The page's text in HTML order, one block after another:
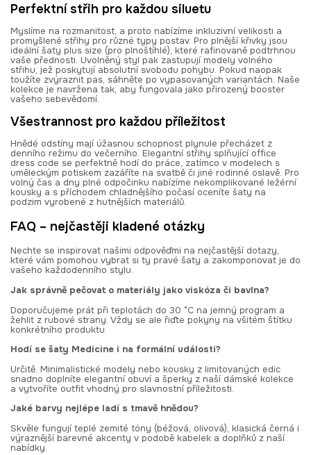
Perfektní střih pro každou siluetu
Myslíme na rozmanitost, a proto nabízíme inkluzivní velikosti a
promyšlené střihy pro různé typy postav. Pro plnější křivky jsou
ideální šaty plus size (pro plnoštíhlé), které rafinovaně podtrhnou
vaše přednosti. Uvolněný styl pak zastupují modely volného
střihu, jež poskytují absolutní svobodu pohybu. Pokud naopak
toužíte zvýraznit pas, sáhněte po vypasovaných variantách. Naše
kolekce je navržena tak, aby fungovala jako přirozený booster
vašeho sebevědomí.
Všestrannost pro každou příležitost
Hnědé odstíny mají úžasnou schopnost plynule přecházet z
denního režimu do večerního. Elegantní střihy splňující office
dress code se perfektně hodí do práce, zatímco v modelech s
uměleckým potiskem zazáříte na svatbě či jiné rodinné oslavě. Pro
volný čas a dny plné odpočinku nabízíme nekomplikované ležérní
kousky a s příchodem chladnějšího počasí oceníte šaty na
podzim vyrobené z hutnějších materiálů.
FAQ – nejčastěji kladené otázky
Nechte se inspirovat našimi odpověďmi na nejčastější dotazy,
které vám pomohou vybrat si ty pravé šaty a zakomponovat je do
vašeho každodenního stylu.
Jak správně pečovat o materiály jako viskóza či bavlna?
Doporučujeme prát při teplotách do 30 °C na jemný program a
žehlit z rubové strany. Vždy se ale řiďte pokyny na všitém štítku
konkrétního produktu.
Hodí se šaty Medicine i na formální události?
Určitě. Minimalistické modely nebo kousky z limitovaných edic
snadno doplníte elegantní obuví a šperky z naší dámské kolekce
a vytvoříte outfit vhodný pro slavnostní příležitosti.
Jaké barvy nejlépe ladí s tmavě hnědou?
Skvěle fungují teplé zemité tóny (béžová, olivová), klasická černá i
výraznější barevné akcenty v podobě kabelek a doplňků z naší
nabídky.